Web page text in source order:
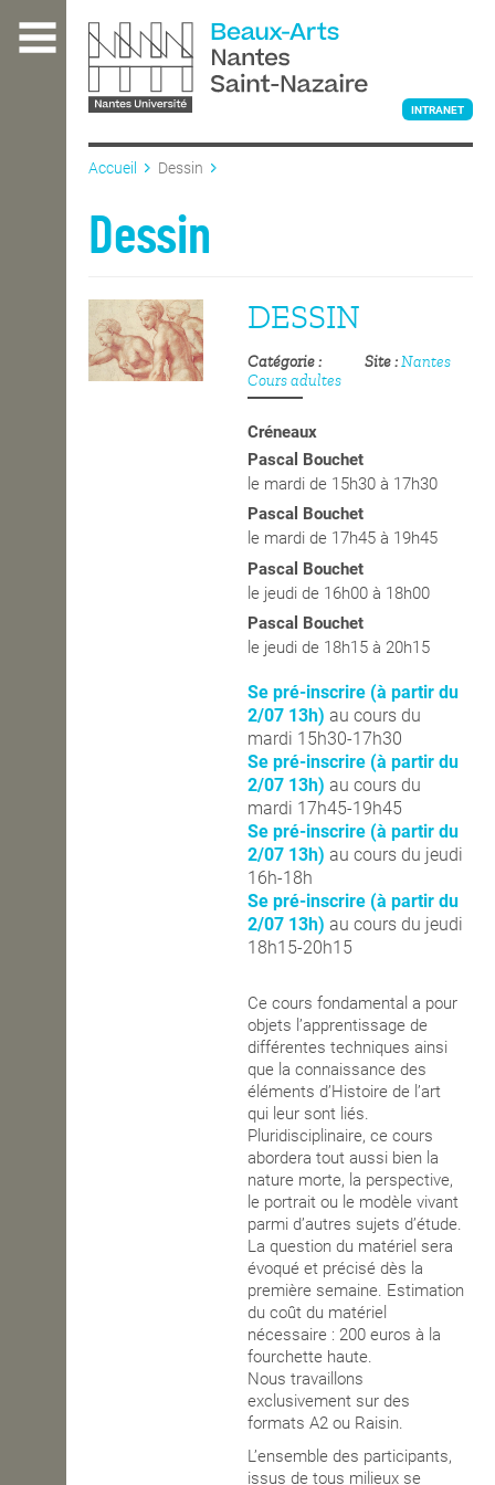
contenu
L'ÉCOLE
ENSEIGNEMENT
INTERNATIONAL
INTRANET
Accueil Dessin
Dessin
DESSIN
Catégorie
Cours adultes
Site Nantes
Créneaux
Pascal Bouchet
le mardi de 15h30 à 17h30
Pascal Bouchet
le mardi de 17h45 à 19h45
Pascal Bouchet
le jeudi de 16h00 à 18h00
Pascal Bouchet
le jeudi de 18h15 à 20h15
Se pré-inscrire (à partir du
2/07 13h) au cours du
mardi 15h30-17h30
Se pré-inscrire (à partir du
2/07 13h) au cours du
mardi 17h45-19h45
Se pré-inscrire (à partir du
2/07 13h) au cours du jeudi
16h-18h
Se pré-inscrire (à partir du
2/07 13h) au cours du jeudi
18h15-20h15
Ce cours fondamental a pour
objets l’apprentissage de
différentes techniques ainsi
que la connaissance des
éléments d’Histoire de l’art
qui leur sont liés.
Pluridisciplinaire, ce cours
abordera tout aussi bien la
nature morte, la perspective,
le portrait ou le modèle vivant
parmi d’autres sujets d’étude.
La question du matériel sera
évoqué et précisé dès la
première semaine. Estimation
du coût du matériel
nécessaire : 200 euros à la
fourchette haute.
Nous travaillons
exclusivement sur des
formats A2 ou Raisin.
L’ensemble des participants,
issus de tous milieux se